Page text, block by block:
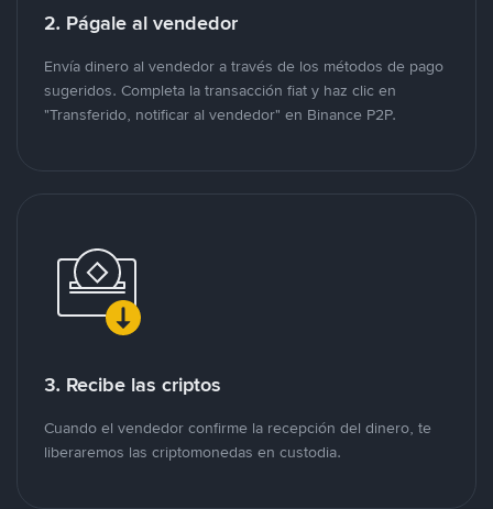
2. Págale al vendedor
Envía dinero al vendedor a través de los métodos de pago
sugeridos. Completa la transacción fiat y haz clic en
"Transferido, notificar al vendedor" en Binance P2P.
3. Recibe las criptos
Cuando el vendedor confirme la recepción del dinero, te
liberaremos las criptomonedas en custodia.